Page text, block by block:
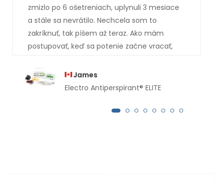
zmizlo po 6 ošetreniach, uplynuli 3 mesiace
a stále sa nevrátilo. Nechcela som to
zakríknuť, tak píšem až teraz. Ako mám
postupovať, keď sa potenie začne vracať,
James
Electro Antiperspirant® ELITE